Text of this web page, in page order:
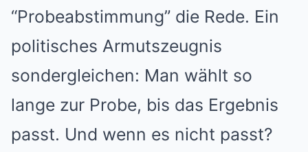
“Probeabstimmung” die Rede. Ein
politisches Armutszeugnis
sondergleichen: Man wählt so
lange zur Probe, bis das Ergebnis
passt. Und wenn es nicht passt?